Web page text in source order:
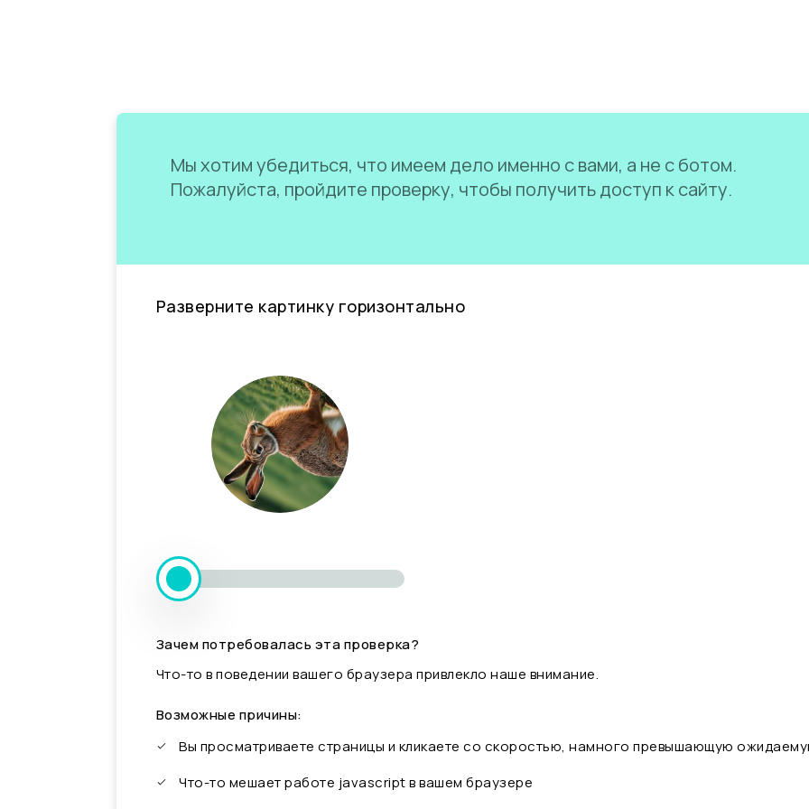
Мы хотим убедиться, что имеем дело именно с вами, а не с ботом.
Пожалуйста, пройдите проверку, чтобы получить доступ к сайту.
Разверните картинку горизонтально
Зачем потребовалась эта проверка?
Что-то в поведении вашего браузера привлекло наше внимание.
Возможные причины:
Вы просматриваете страницы и кликаете со скоростью, намного превышающую
Что-то мешает работе javascript в вашем браузере